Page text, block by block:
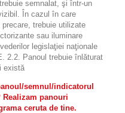
semnalat, şi într-un
În cazul în care
trebuie utilizate
sau iluminare
legislaţiei naţionale
2.2. Panoul trebuie înlăturat
există
semnul/indicatorul
Realizam panouri
ceruta de tine.